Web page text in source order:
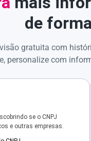
de
gratuita com
personalize com
se o CNPJ
e outras empresas.